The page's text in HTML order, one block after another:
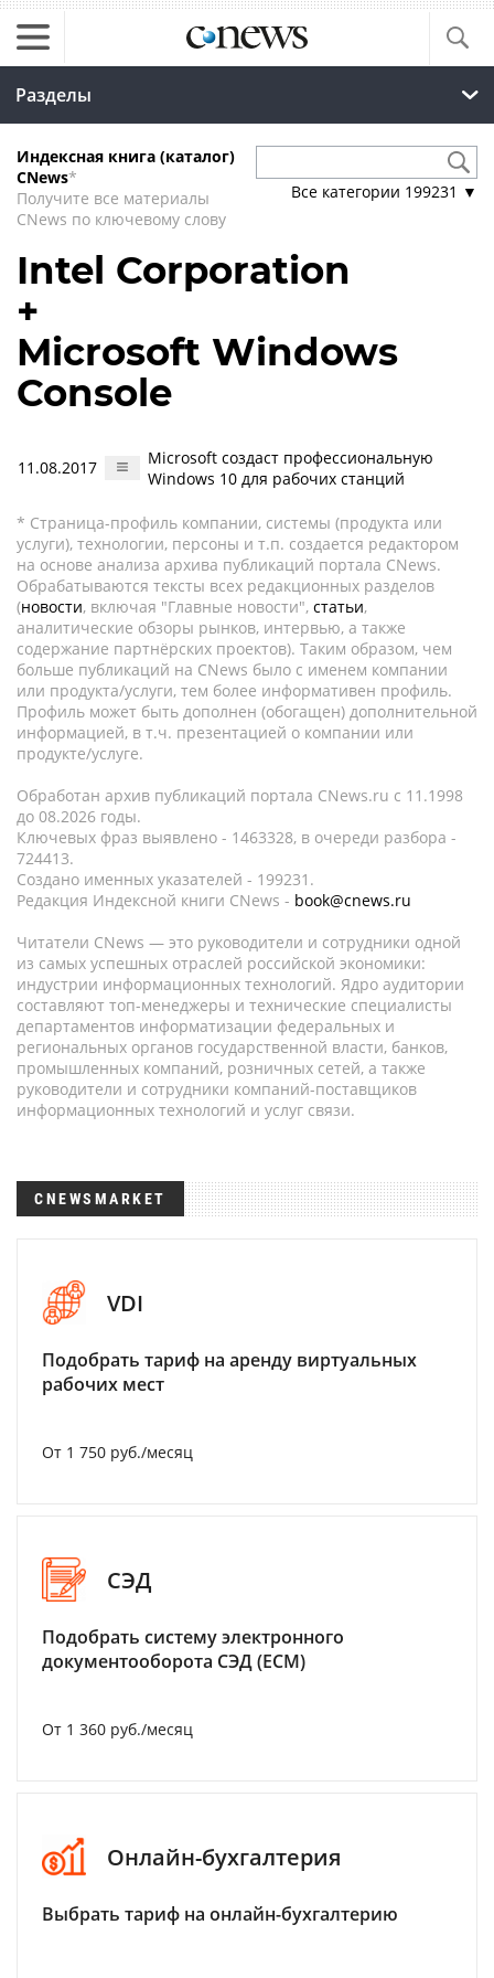
Разделы
Индексная книга (каталог)
CNews*
Получите все материалы
CNews по ключевому слову
Все категории 199231 ▼
Intel Corporation
+
Microsoft Windows
Console
11.08.2017
Microsoft создаст профессиональную
Windows 10 для рабочих станций
* Страница-профиль компании, системы (продукта или
услуги), технологии, персоны и т.п. создается редактором
на основе анализа архива публикаций портала CNews.
Обрабатываются тексты всех редакционных разделов
(новости, включая "Главные новости", статьи,
аналитические обзоры рынков, интервью, а также
содержание партнёрских проектов). Таким образом, чем
больше публикаций на CNews было с именем компании
или продукта/услуги, тем более информативен профиль.
Профиль может быть дополнен (обогащен) дополнительной
информацией, в т.ч. презентацией о компании или
продукте/услуге.
Обработан архив публикаций портала CNews.ru c 11.1998
до 08.2026 годы.
Ключевых фраз выявлено - 1463328, в очереди разбора -
724413.
Создано именных указателей - 199231.
Редакция Индексной книги CNews - book@cnews.ru
Читатели CNews — это руководители и сотрудники одной
из самых успешных отраслей российской экономики:
индустрии информационных технологий. Ядро аудитории
составляют топ-менеджеры и технические специалисты
департаментов информатизации федеральных и
региональных органов государственной власти, банков,
промышленных компаний, розничных сетей, а также
руководители и сотрудники компаний-поставщиков
информационных технологий и услуг связи.
CNEWSMARKET
VDI
Подобрать тариф на аренду виртуальных
рабочих мест
От 1 750 руб./месяц
СЭД
Подобрать систему электронного
документооборота СЭД (ECM)
От 1 360 руб./месяц
Онлайн-бухгалтерия
Выбрать тариф на онлайн-бухгалтерию